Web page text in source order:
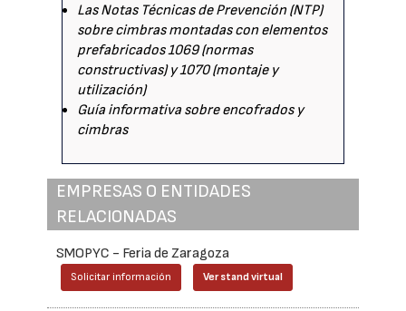
Las Notas Técnicas de Prevención (NTP)
sobre cimbras montadas con elementos
prefabricados 1069 (normas
constructivas) y 1070 (montaje y
utilización)
Guía informativa sobre encofrados y
cimbras
EMPRESAS O ENTIDADES
RELACIONADAS
SMOPYC - Feria de Zaragoza
Solicitar información Ver stand virtual